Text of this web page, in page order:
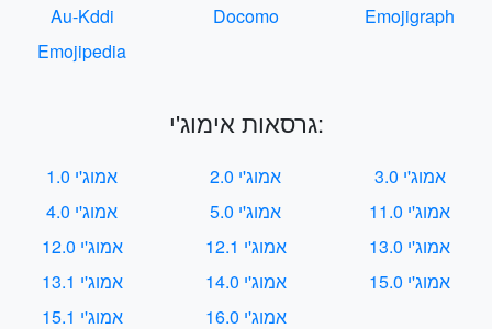
Au-Kddi
Docomo
Emojigraph
Emojipedia
גרסאות אימוג'י:
אמוג'י 1.0 אמוג'י 2.0
אמוג'י 3.0
אמוג'י 4.0
אמוג'י 5.0
אמוג'י 11.0
אמוג'י 12.0
אמוג'י 12.1
אמוג'י 13.0
אמוג'י 13.1
אמוג'י 14.0
אמוג'י 15.0
אמוג'י 15.1
אמוג'י 16.0